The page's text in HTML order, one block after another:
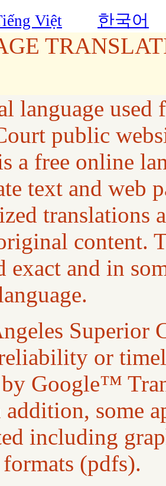
Việt 한국어
language used
public
a free online
text and web
translations
content.
exact and in
Superior
or
Google™
addition, some
including
(pdfs).